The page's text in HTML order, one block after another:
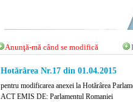
Anunţă-mă când se modifică
Hotărârea Nr.17 din 01.04.2015
pentru modificarea anexei la Hotărârea
ACT EMIS DE: Parlamentul Romaniei